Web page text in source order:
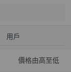
用戶
價格由高至低